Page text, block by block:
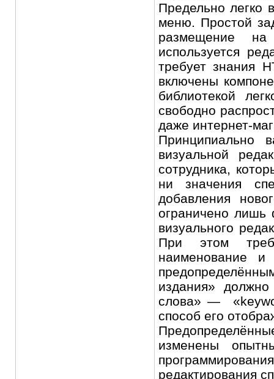
Предельно легко
меню. Простой
размещение
используется
требует знания
включены
библиотекой
свободно
даже интернет-
Принципиально
визуальной
сотрудника,
ни значения
добавления
ограничено лишь
визуального
При этом
наименование и
издания»
слова» —
способ его
изменены
редактирования